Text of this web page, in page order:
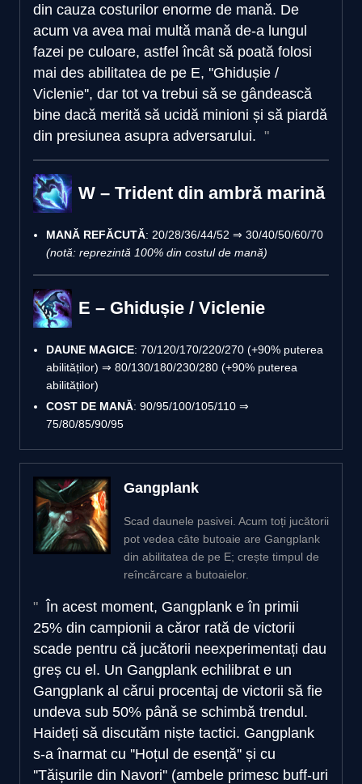
din cauza costurilor enorme de mană. De
acum va avea mai multă mană de-a lungul
fazei pe culoare, astfel încât să poată folosi
mai des abilitatea de pe E, ''Ghidușie /
Viclenie'', dar tot va trebui să se gândească
bine dacă merită să ucidă minioni și să piardă
din presiunea asupra adversarului.
W – Trident din ambră marină
MANĂ REFĂCUTĂ: 20/28/36/44/52 ⇒ 30/40/50/60/70
(notă: reprezintă 100% din costul de mană)
E – Ghidușie / Viclenie
DAUNE MAGICE: 70/120/170/220/270 (+90% puterea
abilităților) ⇒ 80/130/180/230/280 (+90% puterea
abilităților)
COST DE MANĂ: 90/95/100/105/110 ⇒
75/80/85/90/95
Gangplank
Scad daunele pasivei. Acum toți jucătorii
pot vedea câte butoaie are Gangplank
din abilitatea de pe E; crește timpul de
reîncărcare a butoaielor.
În acest moment, Gangplank e în primii
25% din campionii a căror rată de victorii
scade pentru că jucătorii neexperimentați dau
greș cu el. Un Gangplank echilibrat e un
Gangplank al cărui procentaj de victorii să fie
undeva sub 50% până se schimbă trendul.
Haideți să discutăm niște tactici. Gangplank
s-a înarmat cu ''Hoțul de esență'' și cu
''Tăișurile din Navori'' (ambele primesc buff-uri